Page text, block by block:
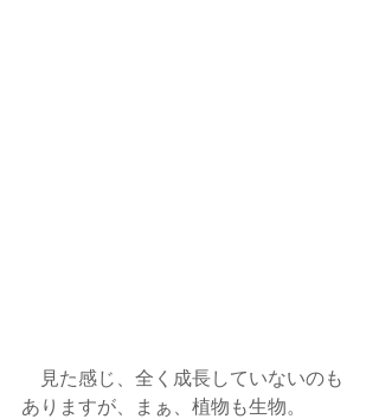
見た感じ、全く成長していないのも
ありますが、まぁ、植物も生物。